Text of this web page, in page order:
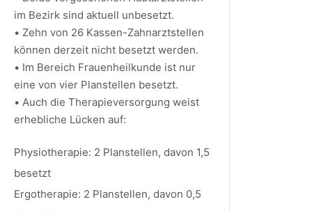
im Bezirk sind aktuell unbesetzt.
• Zehn von 26 Kassen-Zahnarztstellen
können derzeit nicht besetzt werden.
• Im Bereich Frauenheilkunde ist nur
eine von vier Planstellen besetzt.
• Auch die Therapieversorgung weist
erhebliche Lücken auf:
Physiotherapie: 2 Planstellen, davon 1,5
besetzt
Ergotherapie: 2 Planstellen, davon 0,5